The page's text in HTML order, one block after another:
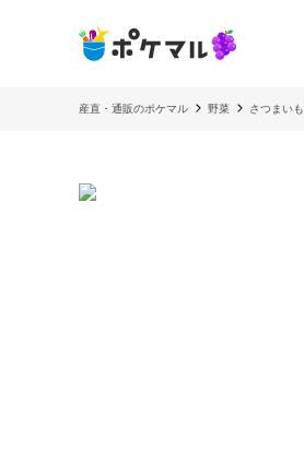
産直・通販のポケマル 野菜 さつまいも